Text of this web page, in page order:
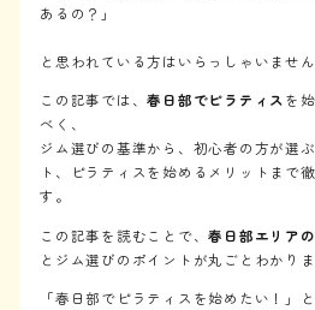
あるの？」
と思われている方はいらっしゃいませ
この記事では、春日部でピラティスを
べく、
ジム選びの基準から、初心者の方が選
ト、ピラティスを始めるメリットまで
す。
この記事を読むことで、春日部エリア
とジム選びのポイントが丸ごとわかりま
「春日部でピラティスを始めたい！」